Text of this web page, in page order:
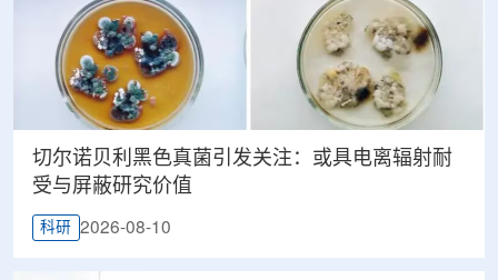
切尔诺贝利黑色真菌引发关注：或具电离辐射耐
受与屏蔽研究价值
科研 2026-08-10